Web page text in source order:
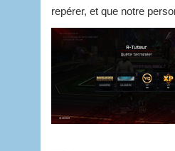
repérer, et que notre